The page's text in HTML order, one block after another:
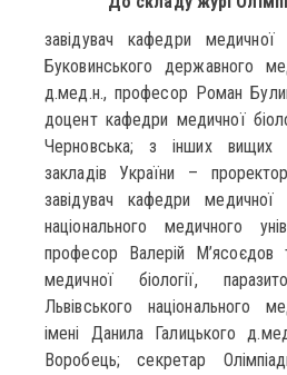
завідувач кафедри медичної
Буковинського державного
д.мед.н., професор Роман
доцент кафедри медичної
Черновська; з інших вищих
закладів України –
завідувач кафедри медичної
національного медичного
професор Валерій М’ясоєдов
медичної біології,
Львівського національного
імені Данила Галицького
Воробець; секретар